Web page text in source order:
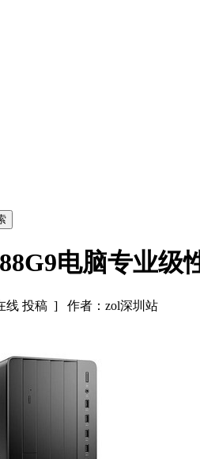
电脑专业级
线 投稿 ] 作者：zol深圳站